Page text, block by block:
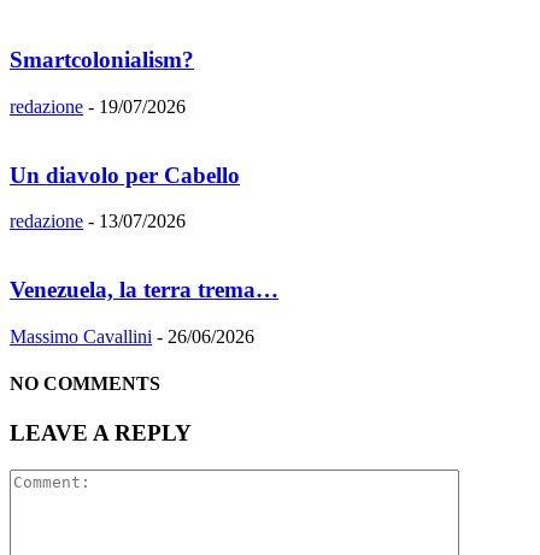
Smartcolonialism?
redazione - 19/07/2026
Un diavolo per Cabello
redazione - 13/07/2026
Venezuela, la terra trema…
Massimo Cavallini - 26/06/2026
NO COMMENTS
LEAVE A REPLY